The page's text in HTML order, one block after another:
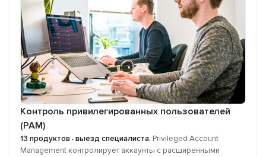
Контроль привилегированных пользователей
(PAM)
13 продуктов · выезд специалиста. Privileged Account
Management контролирует аккаунты с расширенными